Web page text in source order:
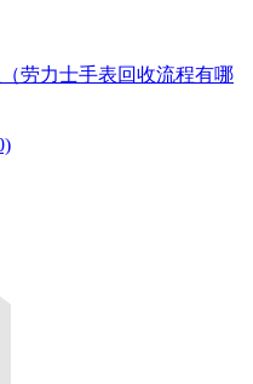
劳力士手表回收流程有哪